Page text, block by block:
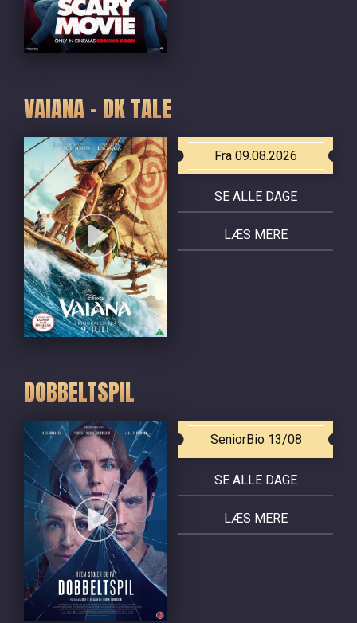
VAIANA - DK TALE
Fra 09.08.2026
SE ALLE DAGE
LÆS MERE
DOBBELTSPIL
SeniorBio 13/08
SE ALLE DAGE
LÆS MERE